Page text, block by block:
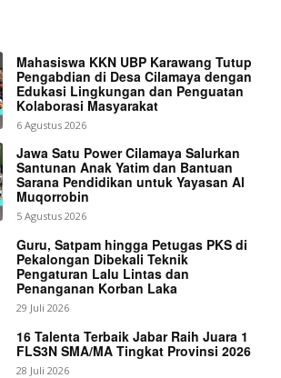
Mahasiswa KKN UBP Karawang Tutup
Pengabdian di Desa Cilamaya dengan
Edukasi Lingkungan dan Penguatan
Kolaborasi Masyarakat
6 Agustus 2026
Jawa Satu Power Cilamaya Salurkan
Santunan Anak Yatim dan Bantuan
Sarana Pendidikan untuk Yayasan Al
Muqorrobin
5 Agustus 2026
Guru, Satpam hingga Petugas PKS di
Pekalongan Dibekali Teknik
Pengaturan Lalu Lintas dan
Penanganan Korban Laka
29 Juli 2026
16 Talenta Terbaik Jabar Raih Juara 1
FLS3N SMA/MA Tingkat Provinsi 2026
28 Juli 2026